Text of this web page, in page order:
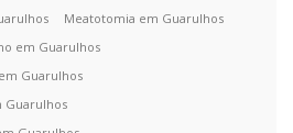
Meatotomia em Guarulhos
em Guarulhos
Guarulhos
Guarulhos